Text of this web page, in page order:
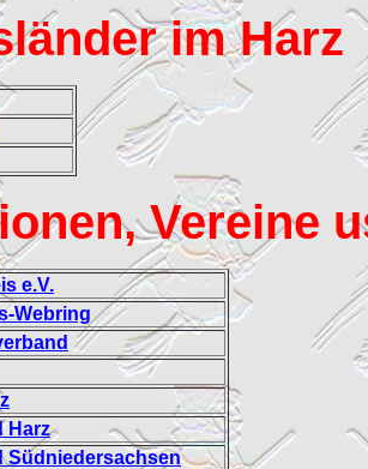
im Harz
Vereine
e.V.
Webring
Harz
Südniedersachsen